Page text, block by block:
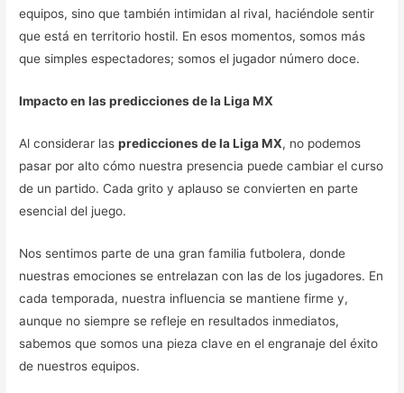
equipos, sino que también intimidan al rival, haciéndole sentir
que está en territorio hostil. En esos momentos, somos más
que simples espectadores; somos el jugador número doce.
Impacto en las predicciones de la Liga MX
Al considerar laspredicciones de la Liga MX, no podemos
pasar por alto cómo nuestra presencia puede cambiar el curso
de un partido. Cada grito y aplauso se convierten en parte
esencial del juego.
Nos sentimos parte de una gran familia futbolera, donde
nuestras emociones se entrelazan con las de los jugadores. En
cada temporada, nuestra influencia se mantiene firme y,
aunque no siempre se refleje en resultados inmediatos,
sabemos que somos una pieza clave en el engranaje del éxito
de nuestros equipos.